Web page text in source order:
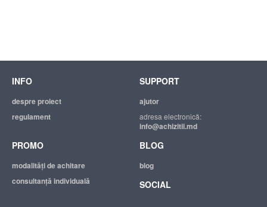
INFO
despre proiect
regulament
SUPPORT
ajutor
adresa electronică:
info@achizitii.md
PROMO
modalităţi de achitare
consultanță individuală
BLOG
blog
SOCIAL